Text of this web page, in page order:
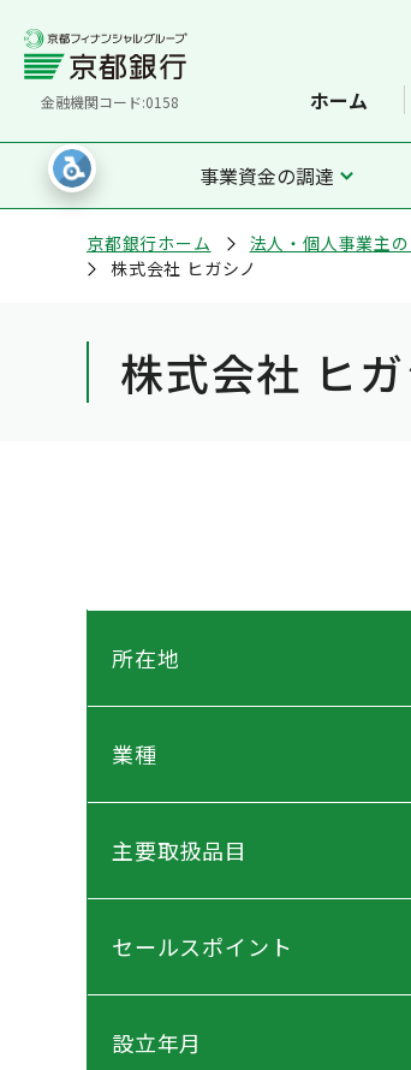
金融機関コード:0158 ホーム
事業資金の調達
京都銀行ホーム 法人・個人事業主
株式会社 ヒガシノ
株式会社 ヒ
所在地
業種
主要取扱品目
セールスポイント
設立年月